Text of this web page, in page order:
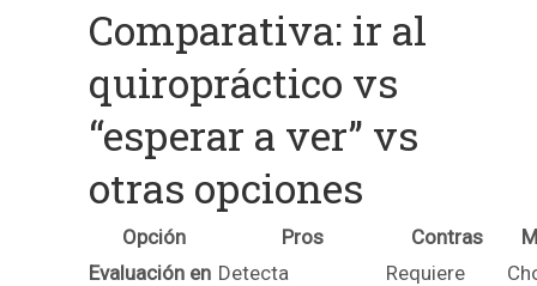
Comparativa: ir al
quiropráctico vs
“esperar a ver” vs
otras opciones
Opción Pros Contras
Evaluación en Detecta
Requiere